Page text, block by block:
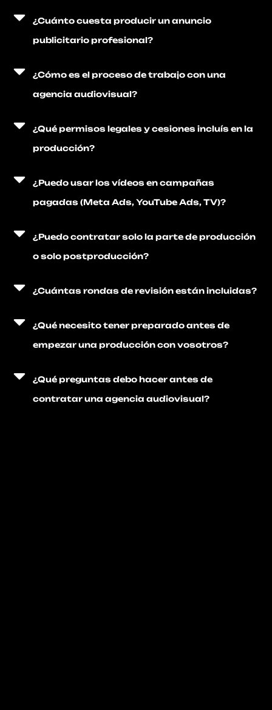
¿Cuánto cuesta producir un anuncio
publicitario profesional?
¿Cómo es el proceso de trabajo con una
agencia audiovisual?
¿Qué permisos legales y cesiones incluís en la
producción?
¿Puedo usar los vídeos en campañas
pagadas (Meta Ads, YouTube Ads, TV)?
¿Puedo contratar solo la parte de producción
o solo postproducción?
¿Cuántas rondas de revisión están incluidas?
¿Qué necesito tener preparado antes de
empezar una producción con vosotros?
¿Qué preguntas debo hacer antes de
contratar una agencia audiovisual?